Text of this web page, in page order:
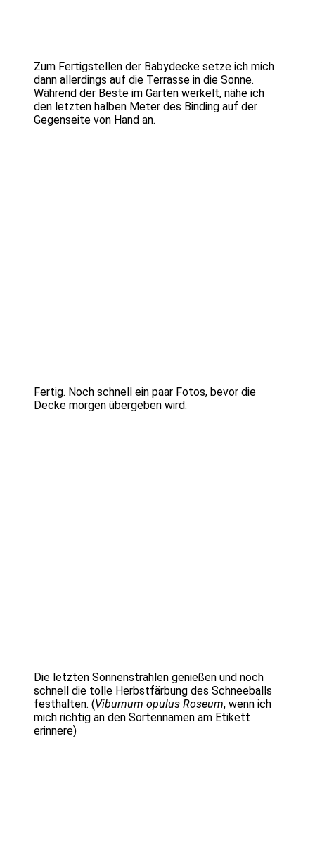
Zum Fertigstellen der Babydecke setze ich mich
dann allerdings auf die Terrasse in die Sonne.
Während der Beste im Garten werkelt, nähe ich
den letzten halben Meter des Binding auf der
Gegenseite von Hand an.
Fertig. Noch schnell ein paar Fotos, bevor die
Decke morgen übergeben wird.
Die letzten Sonnenstrahlen genießen und noch
schnell die tolle Herbstfärbung des Schneeballs
festhalten. (Viburnum opulus Roseum, wenn ich
mich richtig an den Sortennamen am Etikett
erinnere)